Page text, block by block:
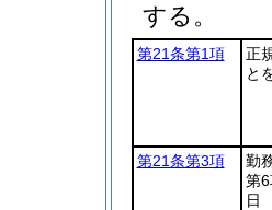
する。
第21条第1項
正
と
第21条第3項
勤
第
日